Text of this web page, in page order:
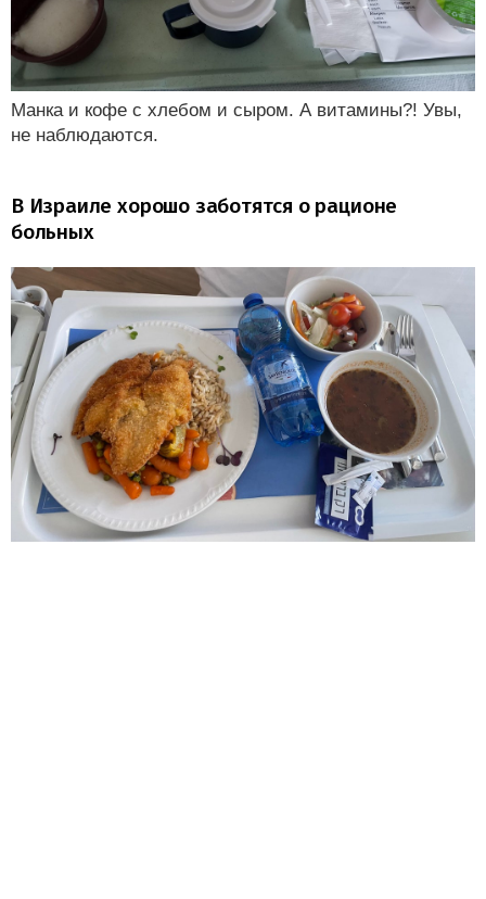
Манка и кофе с хлебом и сыром. А витамины?! Увы,
не наблюдаются.
В Израиле хорошо заботятся о рационе
больных